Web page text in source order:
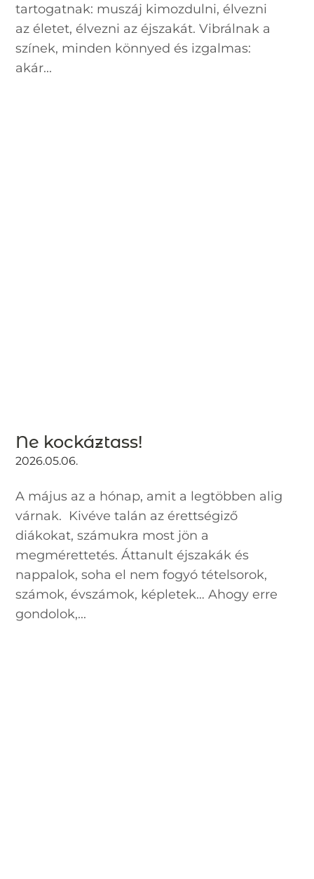
tartogatnak: muszáj kimozdulni, élvezni
az életet, élvezni az éjszakát. Vibrálnak a
színek, minden könnyed és izgalmas:
akár...
Ne kockáztass!
2026.05.06.
A május az a hónap, amit a legtöbben alig
várnak. Kivéve talán az érettségiző
diákokat, számukra most jön a
megmérettetés. Áttanult éjszakák és
nappalok, soha el nem fogyó tételsorok,
számok, évszámok, képletek… Ahogy erre
gondolok,...